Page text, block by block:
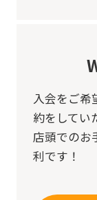
入会をご希
約をしてい
店頭でのお
利です！